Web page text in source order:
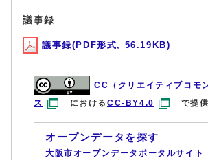
議事録
議事録(PDF形式, 56.19KB)
CC（クリエイティブコモ
ス
におけるCC-BY4.0 で提
オープンデータを探す
大阪市オープンデータポータルサイト